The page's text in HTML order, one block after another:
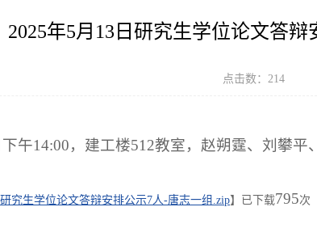
2025年5月13日研究生学位论文答辩
点击数： 214
下午14:00，建工楼512教室，赵朔霆、刘攀
究生学位论文答辩安排公示7人-唐志一组.zip】已下载795次